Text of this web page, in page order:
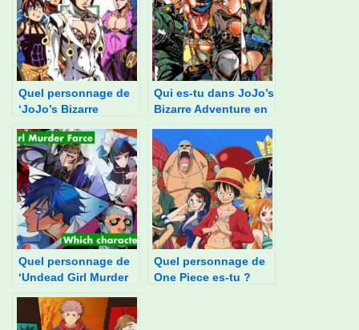
Quel personnage de
‘JoJo’s Bizarre
Qui es-tu dans JoJo’s
Bizarre Adventure en
de vie ?
Quel personnage de
‘Undead Girl Murder
Quel personnage de
One Piece es-tu ?